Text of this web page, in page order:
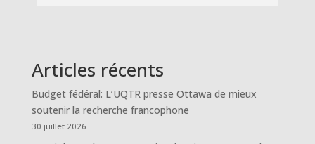
Articles récents
Budget fédéral: L’UQTR presse Ottawa de mieux
soutenir la recherche francophone
30 juillet 2026